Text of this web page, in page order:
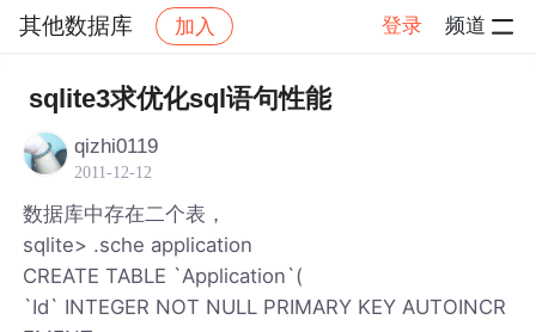
其他数据库 加入 登录 频道
社区 其他数据库 帖子详情
sqlite3求优化sql语句性能
qizhi0119
2011-12-12
数据库中存在二个表，
sqlite> .sche application
CREATE TABLE `Application`(
`Id` INTEGER NOT NULL PRIMARY KEY AUTOINCR